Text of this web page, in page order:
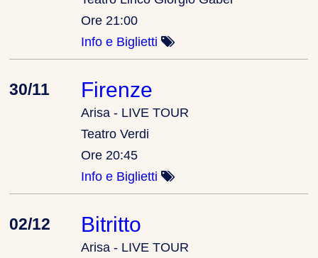
Ore 21:00
Info e Biglietti
30/11 Firenze
Arisa - LIVE TOUR
Teatro Verdi
Ore 20:45
Info e Biglietti
02/12 Bitritto
Arisa - LIVE TOUR